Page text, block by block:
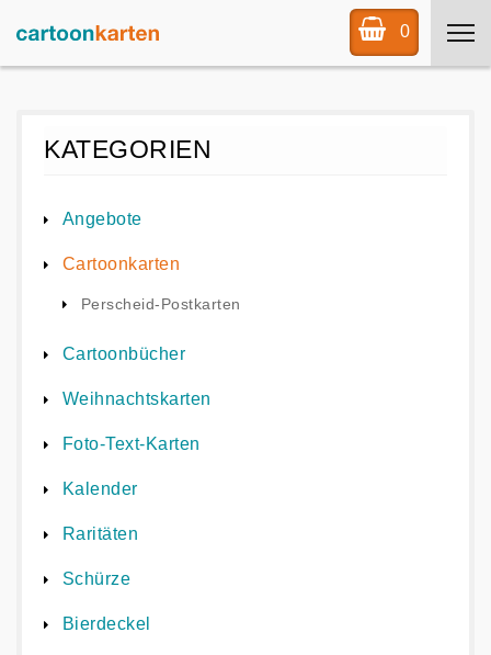
0
KATEGORIEN
Angebote
Cartoonkarten
Perscheid-Postkarten
Cartoonbücher
Weihnachtskarten
Foto-Text-Karten
Kalender
Raritäten
Schürze
Bierdeckel